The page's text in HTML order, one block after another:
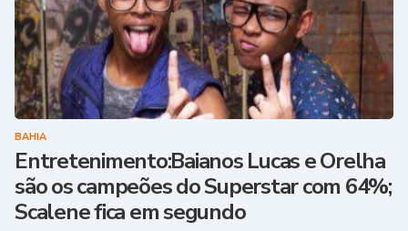
BAHIA
Entretenimento:Baianos Lucas e Orelha
são os campeões do Superstar com 64%;
Scalene fica em segundo